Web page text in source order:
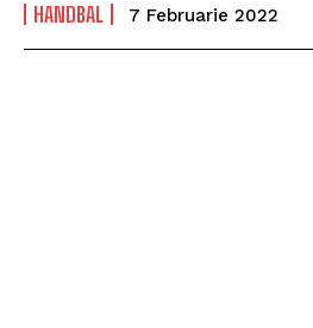
HANDBAL 7 Februarie 2022